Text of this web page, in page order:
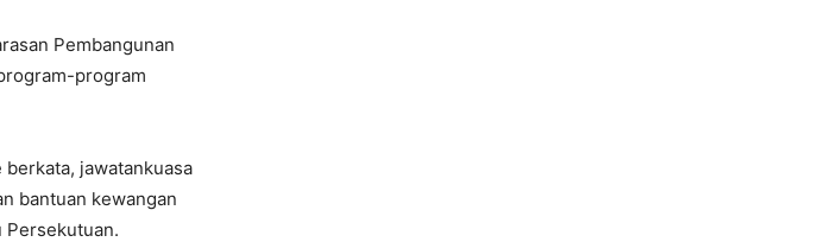
Pembangunan
program
jawatankuasa
bantuan kewangan
Persekutuan.